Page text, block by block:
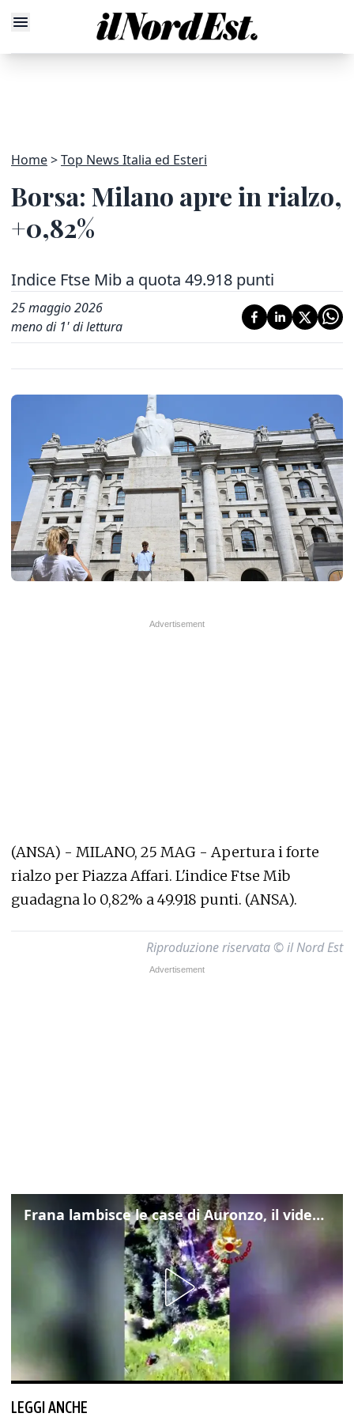
Home Top News Italia ed Esteri
Borsa: Milano apre in rialzo,
+0,82%
Indice Ftse Mib a quota 49.918 punti
25 maggio 2026
meno di 1' di lettura
(ANSA) - MILANO, 25 MAG - Apertura i forte
rialzo per Piazza Affari. L'indice Ftse Mib
guadagna lo 0,82% a 49.918 punti. (ANSA).
Riproduzione riservata © il Nord Est
Frana lambisce le case di Auronzo, il video dall'elicottero dei vigili del fuoco
LEGGI ANCHE